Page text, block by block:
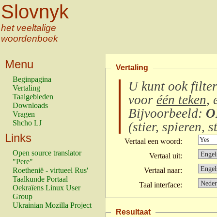
Slovnyk
het veeltalige
woordenboek
Menu
Beginpagina
Vertaling
Taalgebieden
Downloads
Vragen
Shcho LJ
Links
Open source translator
"Pere"
Roethenië - virtueel Rus'
Taalkunde Portaal
Oekraïens Linux User
Group
Ukrainian Mozilla Project
Vertaling
U kunt ook
voor één teken,
Bijvoorbeeld:
(stier, spieren,
Vertaal een woord:
Vertaal uit:
Vertaal naar:
Taal interface:
Resultaat